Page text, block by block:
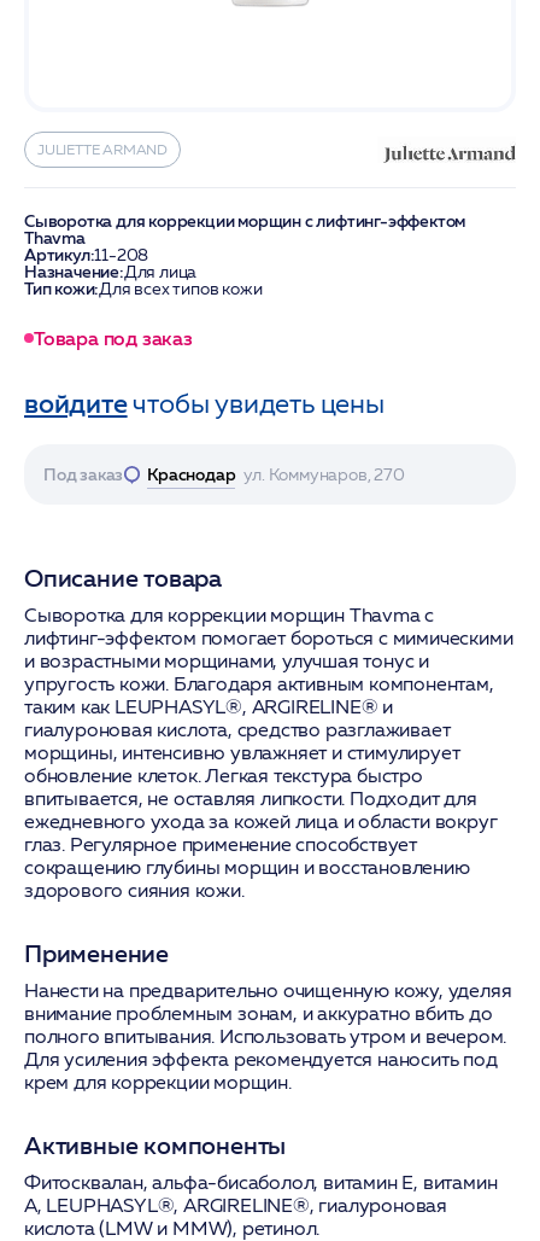
JULIETTE ARMAND
Сыворотка для коррекции морщин с лифтинг-эффектом
Thavma
Артикул:11-208
Назначение:Для лица
Тип кожи:Для всех типов кожи
Товара под заказ
войдитечтобы увидеть цены
Под заказ Краснодар ул. Коммунаров, 270
Описание товара
Сыворотка для коррекции морщин Thavma с
лифтинг-эффектом помогает бороться с мимическими
и возрастными морщинами, улучшая тонус и
упругость кожи. Благодаря активным компонентам,
таким как LEUPHASYL®, ARGIRELINE® и
гиалуроновая кислота, средство разглаживает
морщины, интенсивно увлажняет и стимулирует
обновление клеток. Легкая текстура быстро
впитывается, не оставляя липкости. Подходит для
ежедневного ухода за кожей лица и области вокруг
глаз. Регулярное применение способствует
сокращению глубины морщин и восстановлению
здорового сияния кожи.
Применение
Нанести на предварительно очищенную кожу, уделяя
внимание проблемным зонам, и аккуратно вбить до
полного впитывания. Использовать утром и вечером.
Для усиления эффекта рекомендуется наносить под
крем для коррекции морщин.
Активные компоненты
Фитосквалан, альфа-бисаболол, витамин Е, витамин
А, LEUPHASYL®, ARGIRELINE®, гиалуроновая
кислота (LMW и MMW), ретинол.